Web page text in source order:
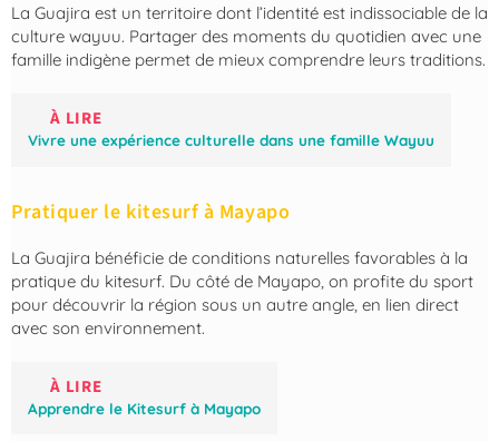
La Guajira est un territoire dont l’identité est indissociable de la
culture wayuu. Partager des moments du quotidien avec une
famille indigène permet de mieux comprendre leurs traditions.
À LIRE
Vivre une expérience culturelle dans une famille Wayuu
Pratiquer le kitesurf à Mayapo
La Guajira bénéficie de conditions naturelles favorables à la
pratique du kitesurf. Du côté de Mayapo, on profite du sport
pour découvrir la région sous un autre angle, en lien direct
avec son environnement.
À LIRE
Apprendre le Kitesurf à Mayapo